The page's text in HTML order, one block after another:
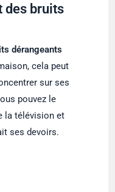
des bruits
dérangeants
cela peut
sur ses
pouvez le
la télévision et
ses devoirs.